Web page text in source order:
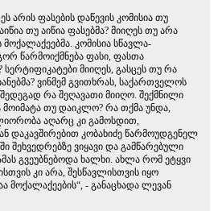
არის ფასების დაწევის კომისია თუ
თუ აიწია ფასებმა? მიიღეს თუ არა
კომისია სწავლა-
წარმოიქმნება ფასი, ფასთა
მიიღეს, გასცეს თუ რა
ვინმემ გვითხრას, საქართველოს
რა შეღავათი მიიღო. შექმნილი
მოიმატა თუ დაიკლო? რა თქმა უნდა,
აღარც კი გამოსდით,
დაკავშირებით კობახიძე წარმოუდგენელ
შეხვედრებზე ვიყავი და გამწარებული
გვეუბნებოდა ხალხი. ახლა რომ ეტყვი
კი არა, შესწავლისთვის იყო
მოქალაქეების“, - განაცხადა ლევან